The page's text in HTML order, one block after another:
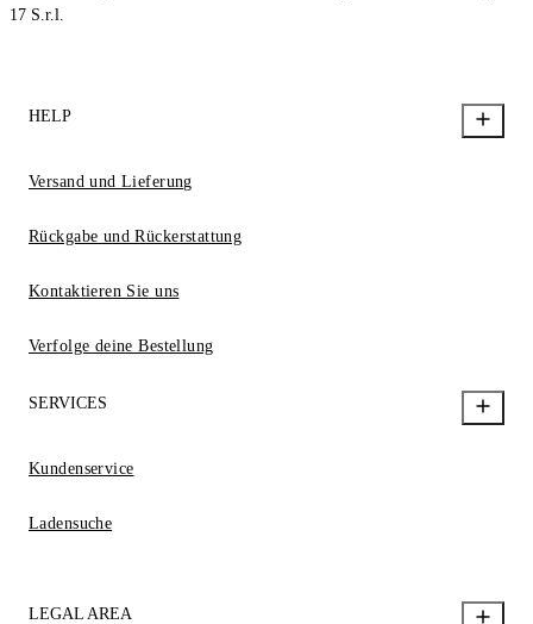
17 S.r.l.
HELP
Versand und Lieferung
Rückgabe und Rückerstattung
Kontaktieren Sie uns
Verfolge deine Bestellung
SERVICES
Kundenservice
Ladensuche
LEGAL AREA